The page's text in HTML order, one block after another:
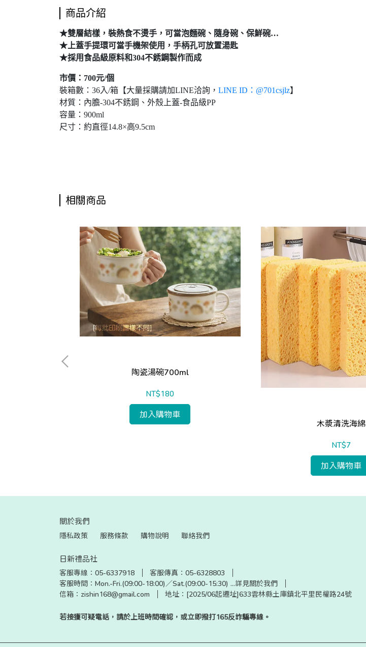
商品介紹
★雙層結樣，裝熱食不燙手，可當泡麵碗、隨身碗、保鮮碗…
★上蓋手提環可當手機架使用，手柄孔可放置湯匙
★採用食品級原料和304不銹鋼製作而成
市價：700元/個
裝箱數：36入/箱【大量採購請加LINE洽詢， LINE ID：@701csjlz】
材質：內膽-304不銹鋼、外殼上蓋-食品級PP
容量：900ml
尺寸：約直徑14.8×高9.5cm
相關商品
陶瓷湯碗700ml
NT$180
加入購物車
木漿清洗海綿
NT$7
加入購物車
關於我們
隱私政策 服務條款 購物說明 聯絡我們
日新禮品社
客服專線：05-6337918
客服傳真：05-6328803
客服時間：Mon.-Fri.(09:00-18:00)／Sat.(09:00-15:30) ...詳見關於我們
信箱：zishin168@gmail.com
地址：[2025/06起遷址]633雲林縣土庫鎮北平里民權路24號
若接獲可疑電話，請於上班時間確認，或立即撥打165反詐騙專線。